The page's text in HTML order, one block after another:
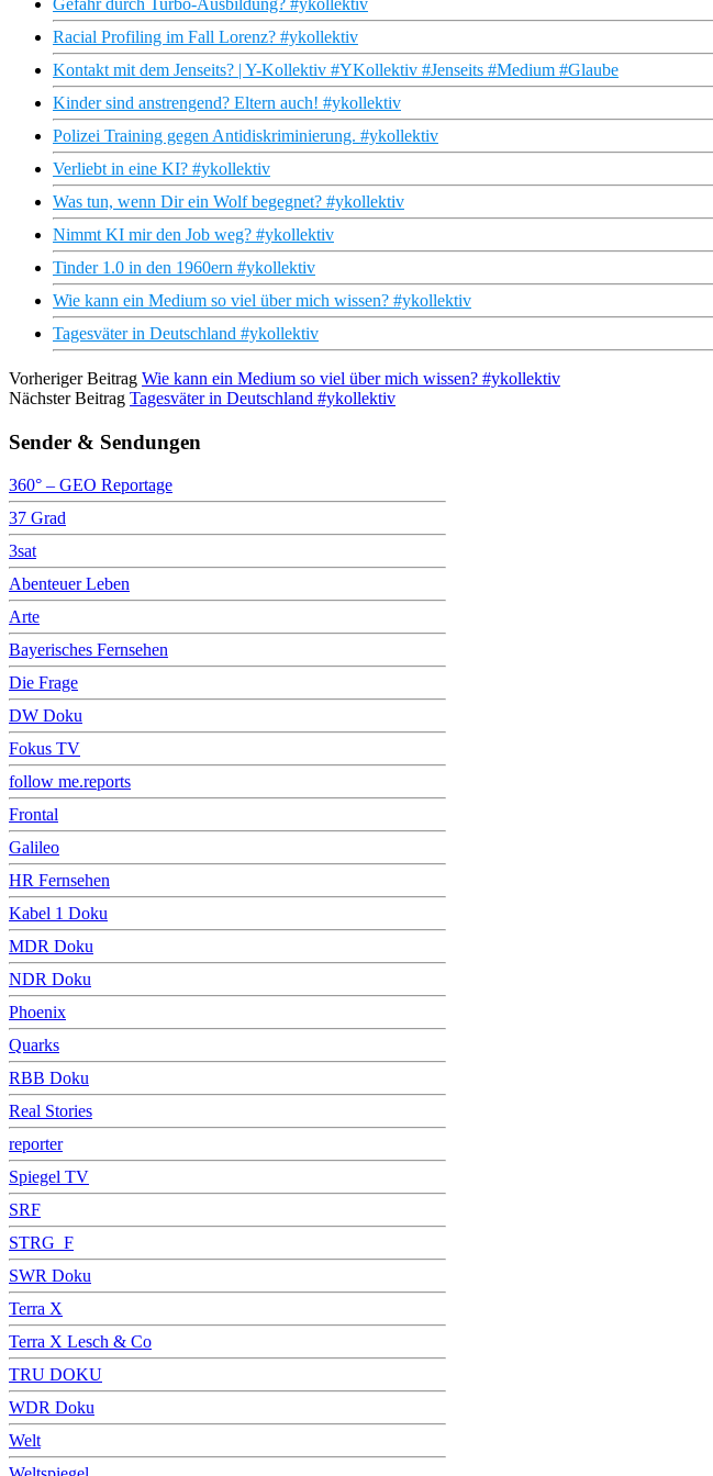
Gefahr durch Turbo-Ausbildung? #ykollektiv
Racial Profiling im Fall Lorenz? #ykollektiv
Kontakt mit dem Jenseits? | Y-Kollektiv #YKollektiv #Jenseits #Medium #Glaube
Kinder sind anstrengend? Eltern auch! #ykollektiv
Polizei Training gegen Antidiskriminierung. #ykollektiv
Verliebt in eine KI? #ykollektiv
Was tun, wenn Dir ein Wolf begegnet? #ykollektiv
Nimmt KI mir den Job weg? #ykollektiv
Tinder 1.0 in den 1960ern #ykollektiv
Wie kann ein Medium so viel über mich wissen? #ykollektiv
Tagesväter in Deutschland #ykollektiv
Vorheriger Beitrag Wie kann ein Medium so viel über mich wissen? #ykollektiv
Nächster Beitrag Tagesväter in Deutschland #ykollektiv
Sender & Sendungen
360° – GEO Reportage
37 Grad
3sat
Abenteuer Leben
Arte
Bayerisches Fernsehen
Die Frage
DW Doku
Fokus TV
follow me.reports
Frontal
Galileo
HR Fernsehen
Kabel 1 Doku
MDR Doku
NDR Doku
Phoenix
Quarks
RBB Doku
Real Stories
reporter
Spiegel TV
SRF
STRG_F
SWR Doku
Terra X
Terra X Lesch & Co
TRU DOKU
WDR Doku
Welt